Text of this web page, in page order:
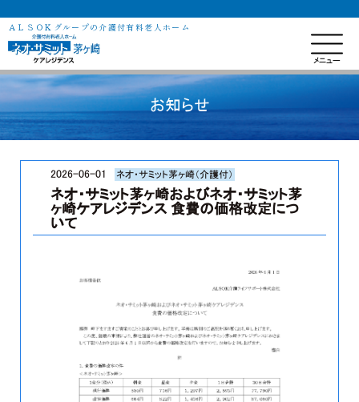
ＡＬＳＯＫグループの介護付有料老人ホーム
お知らせ
2026-06-01 ネオ・サミット茅ヶ崎（介護付）
ネオ・サミット茅ヶ崎およびネオ・サミット茅
ヶ崎ケアレジデンス 食費の価格改定につ
いて